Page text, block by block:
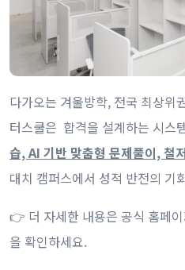
다가오는 겨울방학, 전국 최상위
터스쿨은 합격을 설계하는 시스
습, AI 기반 맞춤형 문제풀이, 철
대치 캠퍼스에서 성적 반전의 기
👉 더 자세한 내용은 공식 홈페
을 확인하세요.